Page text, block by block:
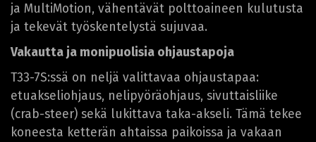
ja MultiMotion, vähentävät polttoaineen kulutusta
ja tekevät työskentelystä sujuvaa.
Vakautta ja monipuolisia ohjaustapoja
T33-7S:ssä on neljä valittavaa ohjaustapaa:
etuakseliohjaus, nelipyöräohjaus, sivuttaisliike
(crab-steer) sekä lukittava taka-akseli. Tämä tekee
koneesta ketterän ahtaissa paikoissa ja vakaan